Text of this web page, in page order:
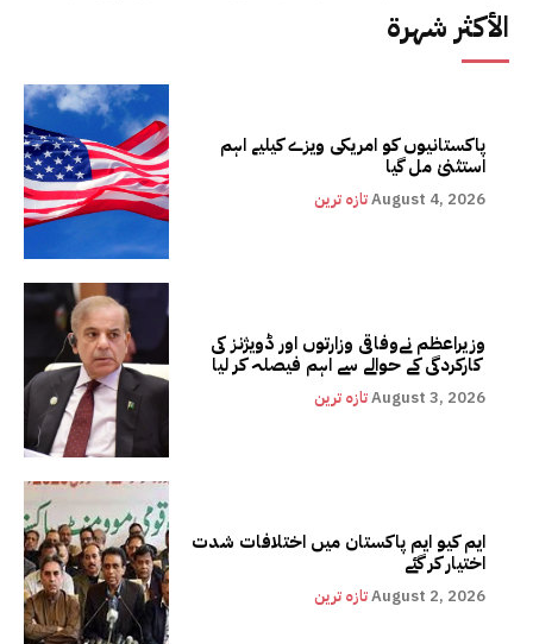
الأكثر شهرة
پاکستانیوں کو امریکی ویزے کیلیے اہم
استثنیٰ مل گیا
تازہ ترینAugust 4, 2026
وزیراعظم نےوفاقی وزارتوں اور ڈویژنز کی
کارکردگی کے حوالے سے اہم فیصلہ کر لیا
تازہ ترینAugust 3, 2026
ایم کیو ایم پاکستان میں اختلافات شدت
اختیار کر گئے
تازہ ترینAugust 2, 2026